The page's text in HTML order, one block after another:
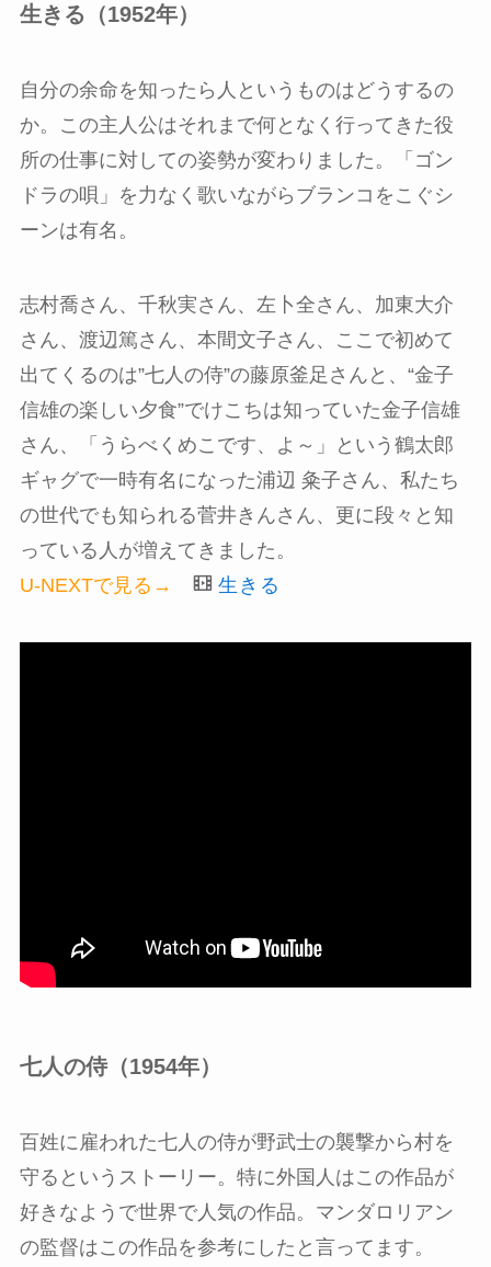
生きる（1952年）
自分の余命を知ったら人というものはどうするの
か。この主人公はそれまで何となく行ってきた役
所の仕事に対しての姿勢が変わりました。「ゴン
ドラの唄」を力なく歌いながらブランコをこぐシ
ーンは有名。
志村喬さん、千秋実さん、左卜全さん、加東大介
さん、渡辺篤さん、本間文子さん、ここで初めて
出てくるのは”七人の侍”の藤原釜足さんと、“金子
信雄の楽しい夕食”でけこちは知っていた金子信雄
さん、「うらべくめこです、よ～」という鶴太郎
ギャグで一時有名になった浦辺 粂子さん、私たち
の世代でも知られる菅井きんさん、更に段々と知
っている人が増えてきました。
U-NEXTで見る→
生きる
七人の侍（1954年）
百姓に雇われた七人の侍が野武士の襲撃から村を
守るというストーリー。特に外国人はこの作品が
好きなようで世界で人気の作品。マンダロリアン
の監督はこの作品を参考にしたと言ってます。